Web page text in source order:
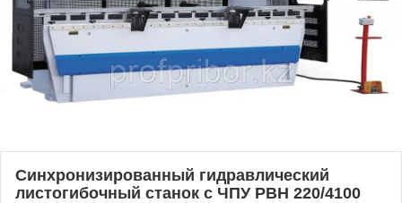
Синхронизированный гидравлический
листогибочный станок с ЧПУ PBH 220/4100